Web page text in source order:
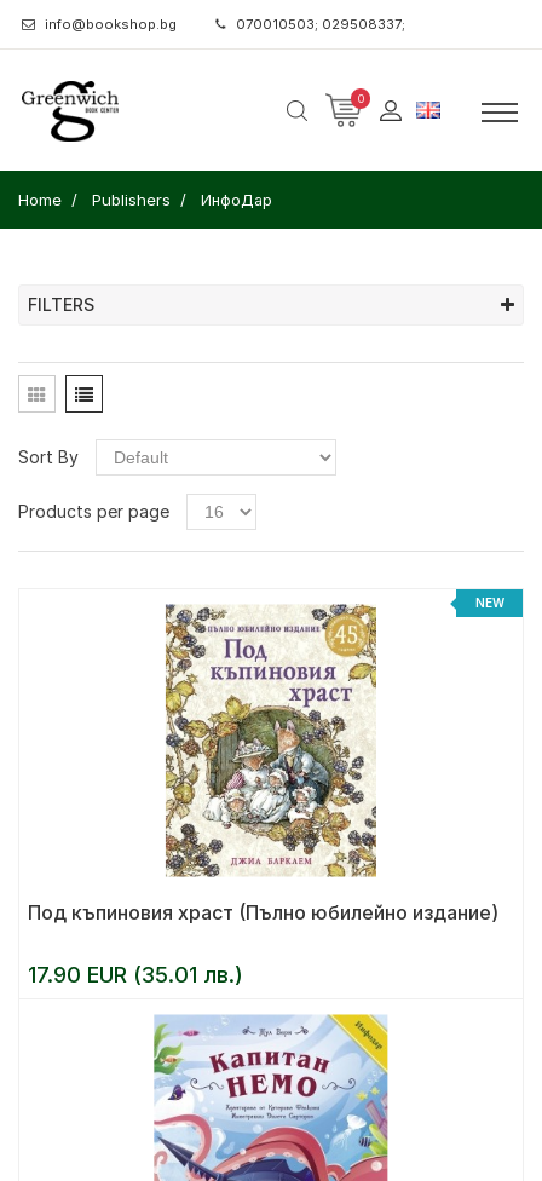
info@bookshop.bg 070010503; 029508337;
0
Home Publishers ИнфоДар
FILTERS
Sort By
Products per page
NEW
Под къпиновия храст (Пълно юбилейно издание)
17.90 EUR (35.01 лв.)